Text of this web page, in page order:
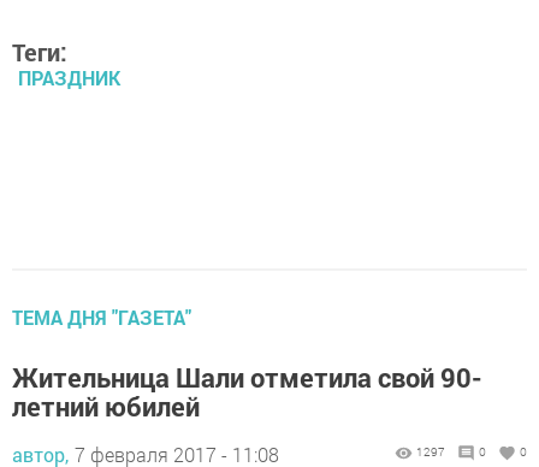
Теги:
ПРАЗДНИК
ТЕМА ДНЯ "ГАЗЕТА"
Жительница Шали отметила свой 90-
летний юбилей
автор, 7 февраля 2017 - 11:08 1297 0 0